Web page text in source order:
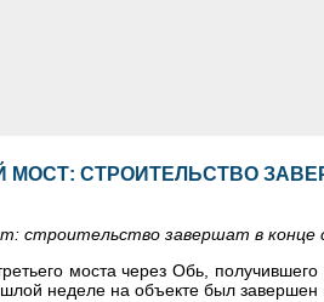
МОСТ: СТРОИТЕЛЬСТВО
строительство завершат в конце
моста через Обь,
неделе на объекте был завершен